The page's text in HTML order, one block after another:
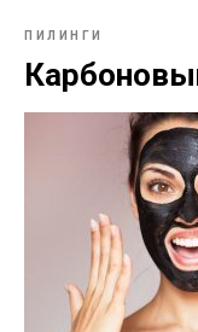
ПИЛИНГИ